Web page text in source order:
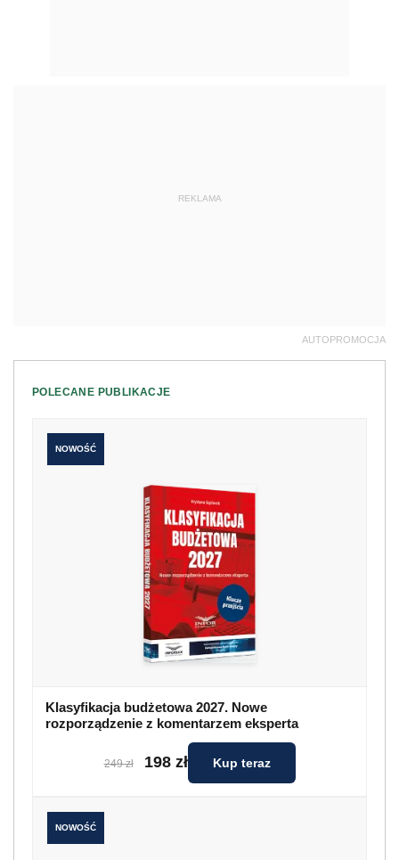
REKLAMA
AUTOPROMOCJA
POLECANE PUBLIKACJE
NOWOŚĆ
Klasyfikacja budżetowa 2027. Nowe
rozporządzenie z komentarzem eksperta
249 zł 198 zł Kup teraz
NOWOŚĆ